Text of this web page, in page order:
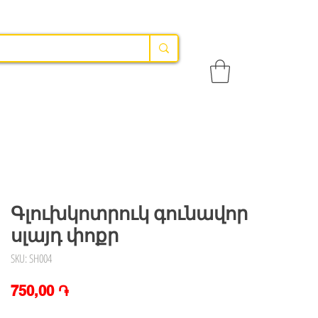
Գլուխկոտրուկ գունավոր
սլայդ փոքր
SKU: SH004
750,00 ֏Price